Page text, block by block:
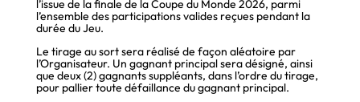
l’issue de la finale de la Coupe du Monde 2026, parmi
l’ensemble des participations valides reçues pendant la
durée du Jeu.
Le tirage au sort sera réalisé de façon aléatoire par
l’Organisateur. Un gagnant principal sera désigné, ainsi
que deux (2) gagnants suppléants, dans l’ordre du tirage,
pour pallier toute défaillance du gagnant principal.